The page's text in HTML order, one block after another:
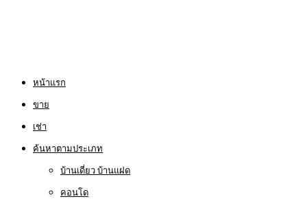
หน้าแรก
ขาย
เช่า
ค้นหาตามประเภท
บ้านเดี่ยว บ้านแฝด
คอนโด